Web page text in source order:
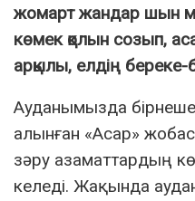
жомарт жандар шын
көмек қолын созып,
арқылы, елдің береке-
Ауданымызда
алынған «Асар»
зәру азаматтардың
келеді. Жақында